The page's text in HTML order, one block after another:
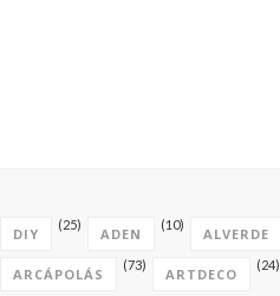
DIY
(25)
ADEN
(10)
ALVERDE
ARCÁPOLÁS
(73)
ARTDECO
(24)